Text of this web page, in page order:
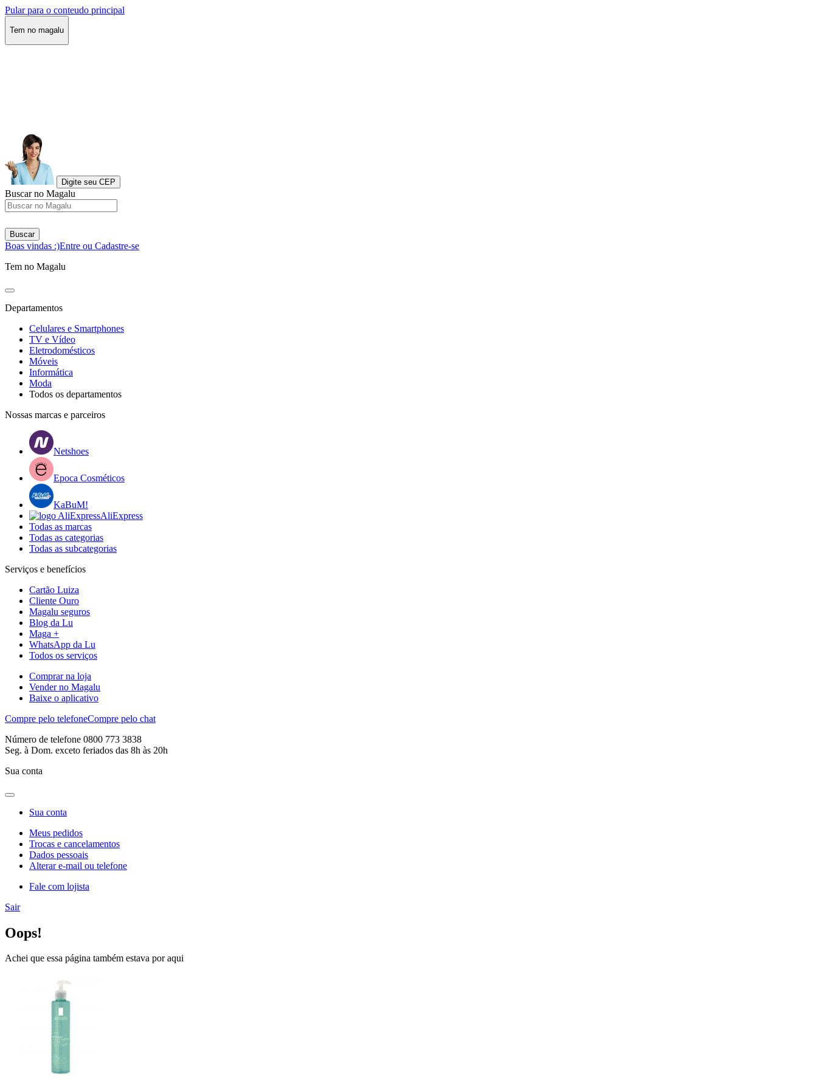
Pular para o conteudo principal
Tem no magalu
Digite seu CEP
Buscar no Magalu
Buscar
Boas vindas :)Entre ou Cadastre-se
Tem no Magalu
Departamentos
Celulares e Smartphones
TV e Vídeo
Eletrodomésticos
Móveis
Informática
Moda
Todos os departamentos
Nossas marcas e parceiros
Netshoes
Epoca Cosméticos
KaBuM!
AliExpress
Todas as marcas
Todas as categorias
Todas as subcategorias
Serviços e benefícios
Cartão Luiza
Cliente Ouro
Magalu seguros
Blog da Lu
Maga +
WhatsApp da Lu
Todos os serviços
Comprar na loja
Vender no Magalu
Baixe o aplicativo
Compre pelo telefoneCompre pelo chat
Número de telefone 0800 773 3838
Seg. à Dom. exceto feriados das 8h às 20h
Sua conta
Sua conta
Meus pedidos
Trocas e cancelamentos
Dados pessoais
Alterar e-mail ou telefone
Fale com lojista
Sair
Oops!
Achei que essa página também estava por aqui